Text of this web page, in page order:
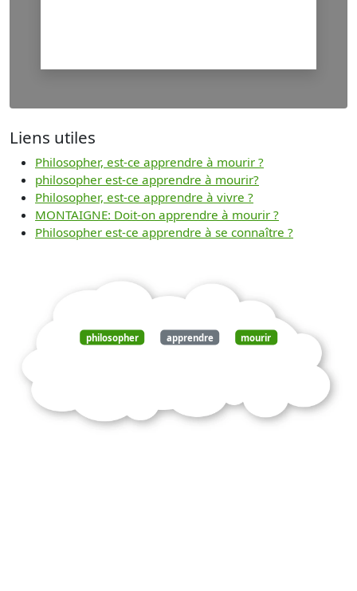
Liens utiles
Philosopher, est-ce apprendre à mourir ?
philosopher est-ce apprendre à mourir?
Philosopher, est‐ce apprendre à vivre ?
MONTAIGNE: Doit-on apprendre à mourir ?
Philosopher est-ce apprendre à se connaître ?
philosopher apprendre mourir